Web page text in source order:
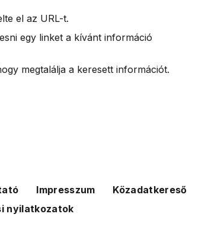
el az URL-t.
egy linket a kívánt információ
megtalálja a keresett információt.
Impresszum Közadatkereső
nyilatkozatok